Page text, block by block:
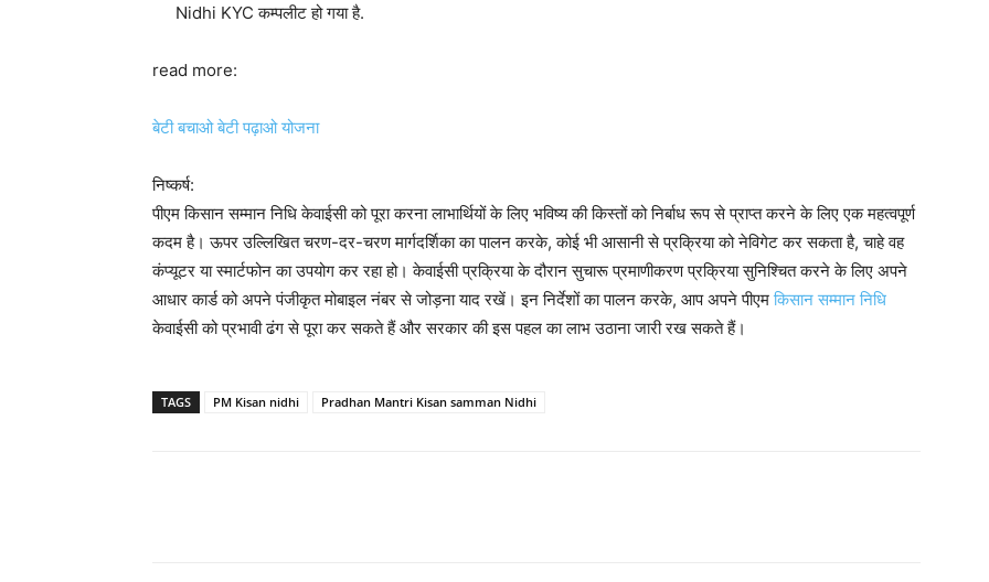
Nidhi KYC कम्पलीट हो गया है.
read more:
बेटी बचाओ बेटी पढ़ाओ योजना
निष्कर्ष:
पीएम किसान सम्मान निधि केवाईसी को पूरा करना लाभार्थियों के लिए भविष्य की किस्तों को निर्बाध रूप से प्राप्त करने के लिए एक महत्वपूर्ण
कदम है। ऊपर उल्लिखित चरण-दर-चरण मार्गदर्शिका का पालन करके, कोई भी आसानी से प्रक्रिया को नेविगेट कर सकता है, चाहे वह
कंप्यूटर या स्मार्टफोन का उपयोग कर रहा हो। केवाईसी प्रक्रिया के दौरान सुचारू प्रमाणीकरण प्रक्रिया सुनिश्चित करने के लिए अपने
आधार कार्ड को अपने पंजीकृत मोबाइल नंबर से जोड़ना याद रखें। इन निर्देशों का पालन करके, आप अपने पीएमकिसान सम्मान निधि
केवाईसी को प्रभावी ढंग से पूरा कर सकते हैं और सरकार की इस पहल का लाभ उठाना जारी रख सकते हैं।
TAGS PM Kisan nidhi Pradhan Mantri Kisan samman Nidhi